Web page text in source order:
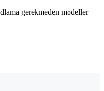
gerekmeden modeller